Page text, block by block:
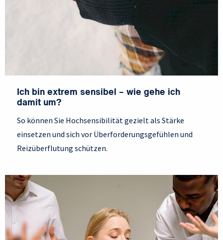
Ich bin extrem sensibel – wie gehe ich
damit um?
So können Sie Hochsensibilität gezielt als Stärke
einsetzen und sich vor Überforderungsgefühlen und
Reizüberflutung schützen.